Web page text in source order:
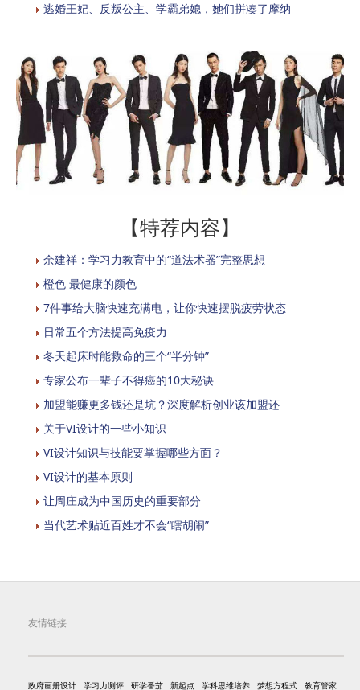
逃婚王妃、反叛公主、学霸弟媳，她们拼凑了摩纳
【特荐内容】
余建祥：学习力教育中的“道法术器”完整思想
橙色 最健康的颜色
7件事给大脑快速充满电，让你快速摆脱疲劳状态
日常五个方法提高免疫力
冬天起床时能救命的三个“半分钟”
专家公布一辈子不得癌的10大秘诀
加盟能赚更多钱还是坑？深度解析创业该加盟还
关于VI设计的一些小知识
VI设计知识与技能要掌握哪些方面？
VI设计的基本原则
让周庄成为中国历史的重要部分
当代艺术贴近百姓才不会“瞎胡闹”
友情链接
政府画册设计 学习力测评 研学番茄 新起点 学科思维培养 梦想方程式 教育管家